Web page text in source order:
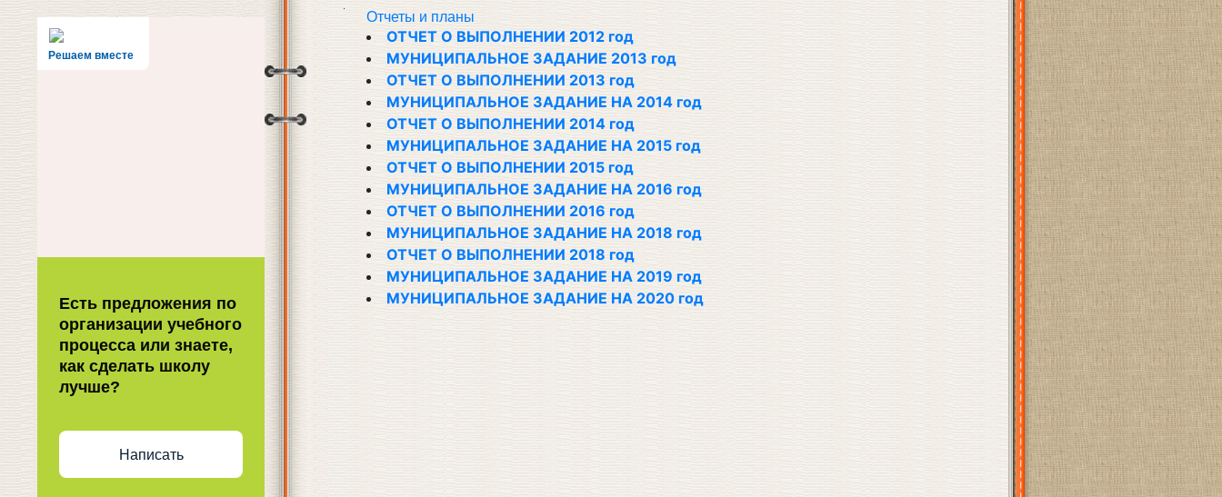
Решаем вместе
Есть предложения по
организации учебного
процесса или знаете,
как сделать школу
лучше?
Написать
Отчеты и планы
ОТЧЕТ О ВЫПОЛНЕНИИ 2012 год
МУНИЦИПАЛЬНОЕ ЗАДАНИЕ 2013 год
ОТЧЕТ О ВЫПОЛНЕНИИ 2013 год
МУНИЦИПАЛЬНОЕ ЗАДАНИЕ НА 2014 год
ОТЧЕТ О ВЫПОЛНЕНИИ 2014 год
МУНИЦИПАЛЬНОЕ ЗАДАНИЕ НА 2015 год
ОТЧЕТ О ВЫПОЛНЕНИИ 2015 год
МУНИЦИПАЛЬНОЕ ЗАДАНИЕ НА 2016 год
ОТЧЕТ О ВЫПОЛНЕНИИ 2016 год
МУНИЦИПАЛЬНОЕ ЗАДАНИЕ НА 2018 год
ОТЧЕТ О ВЫПОЛНЕНИИ 2018 год
МУНИЦИПАЛЬНОЕ ЗАДАНИЕ НА 2019 год
МУНИЦИПАЛЬНОЕ ЗАДАНИЕ НА 2020 год